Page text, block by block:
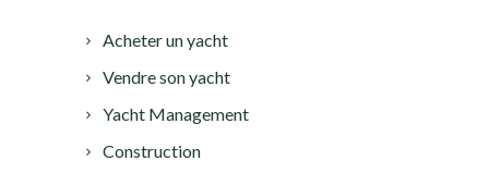
Acheter un yacht
Vendre son yacht
Yacht Management
Construction